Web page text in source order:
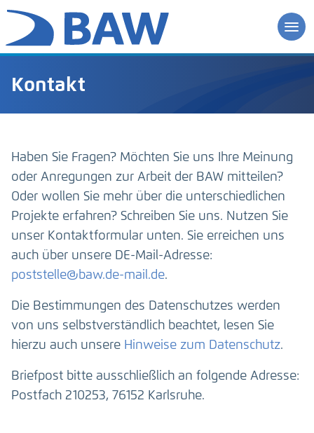
Kontakt
Haben Sie Fragen? Möchten Sie uns Ihre Meinung
oder Anregungen zur Arbeit der BAW mitteilen?
Oder wollen Sie mehr über die unterschiedlichen
Projekte erfahren? Schreiben Sie uns. Nutzen Sie
unser Kontaktformular unten. Sie erreichen uns
auch über unsere DE-Mail-Adresse:
poststelle@baw.de-mail.de.
Die Bestimmungen des Datenschutzes werden
von uns selbstverständlich beachtet, lesen Sie
hierzu auch unsere Hinweise zum Datenschutz.
Briefpost bitte ausschließlich an folgende Adresse:
Postfach 210253, 76152 Karlsruhe.